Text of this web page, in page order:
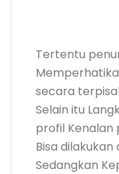
Tertentu
secara
Selain itu
profil Kenalan
Bisa dilakukan
Sedangkan